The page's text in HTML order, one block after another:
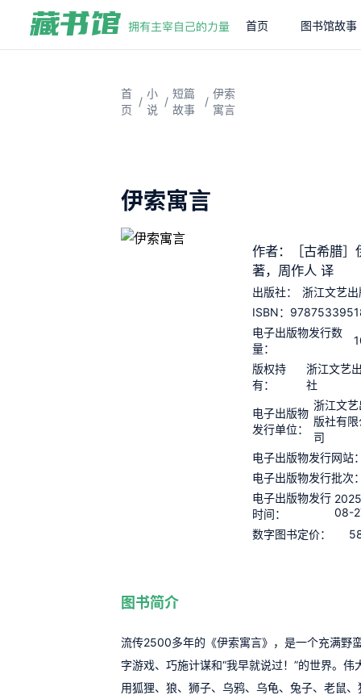
首页 图书馆故事
首
页
/
小
说
/
短篇
故事
/
伊索
寓言
伊索寓言
作者：［古希腊］
著，周作人 译
出版社：
浙江文艺
ISBN：
电子出版物发行数
量：
版权持
有：
浙江文艺
社
电子出版物
发行单位：
浙江文艺
版社有
司
电子出版物发行网站
电子出版物发行批次
电子出版物发行
时间：
08-
数字图书定价：
图书简介
流传2500多年的《伊索寓言》，是一个充满野
字游戏、巧施计谋和“我早就说过！”的世界。伟
用狐狸、狼、狮子、乌鸦、乌龟、兔子、老鼠